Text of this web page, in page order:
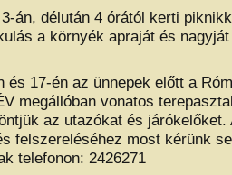
án, délután 4 órától kerti
a környék apraját és
és 17-én az ünnepek előtt a
megállóban vonatos
az utazókat és járókelőket.
felszereléséhez most kérünk
telefonon: 2426271